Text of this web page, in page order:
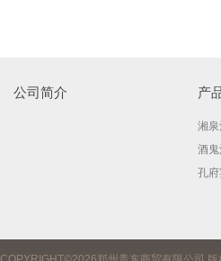
公司简介 产
湘
酒
孔